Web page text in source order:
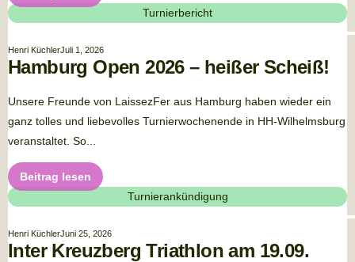
Turnierbericht
Henri KüchlerJuli 1, 2026
Hamburg Open 2026 – heißer Scheiß!
Unsere Freunde von LaissezFer aus Hamburg haben wieder ein
ganz tolles und liebevolles Turnierwochenende in HH-Wilhelmsburg
veranstaltet. So...
Beitrag lesen
Turnierankündigung
Henri KüchlerJuni 25, 2026
Inter Kreuzberg Triathlon am 19.09.